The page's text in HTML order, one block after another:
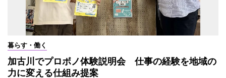
暮らす・働く
加古川でプロボノ体験説明会 仕事の経験を地域の
力に変える仕組み提案